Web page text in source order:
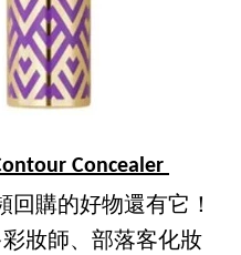
Concealer
購的好物還有它！
彩妝師、部落客化妝